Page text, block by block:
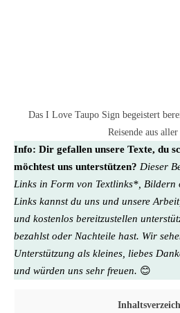
Das I Love Taupo Sign begeistert
Reisende aus
Info: Dir gefallen unsere Texte, du
möchtest uns unterstützen? Dieser
Links in Form von Textlinks*, Bildern
Links kannst du uns und unsere
und kostenlos bereitzustellen
bezahlst oder Nachteile hast. Wir
Unterstützung als kleines, liebes
und würden uns sehr freuen. 😊